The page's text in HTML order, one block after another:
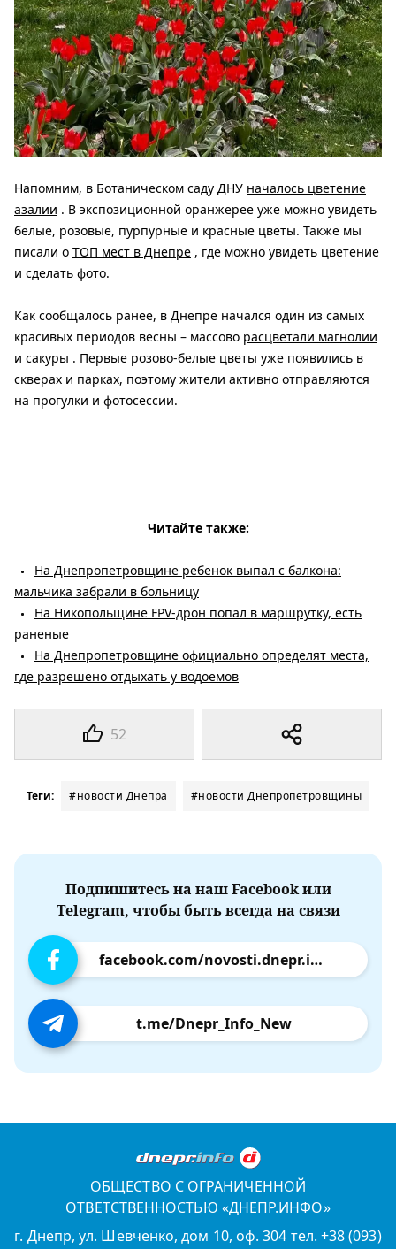
52
Напомним, в Ботаническом саду ДНУ началось цветение
азалии . В экспозиционной оранжерее уже можно увидеть
белые, розовые, пурпурные и красные цветы. Также мы
писали о ТОП мест в Днепре , где можно увидеть цветение
и сделать фото.
Как сообщалось ранее, в Днепре начался один из самых
красивых периодов весны – массово расцветали магнолии
и сакуры . Первые розово-белые цветы уже появились в
скверах и парках, поэтому жители активно отправляются
на прогулки и фотосессии.
Читайте также:
На Днепропетровщине ребенок выпал с балкона:
мальчика забрали в больницу
На Никопольщине FPV-дрон попал в маршрутку, есть
раненые
На Днепропетровщине официально определят места,
где разрешено отдыхать у водоемов
Теги: #новости Днепра #новости Днепропетровщины
Подпишитесь на наш Facebook или
Telegram, чтобы быть всегда на связи
facebook.com/novosti.dnepr.info
t.me/Dnepr_Info_New
ОБЩЕСТВО С ОГРАНИЧЕННОЙ
ОТВЕТСТВЕННОСТЬЮ «ДНЕПР.ИНФО»
г. Днепр, ул. Шевченко, дом 10, оф. 304 тел. +38 (093)